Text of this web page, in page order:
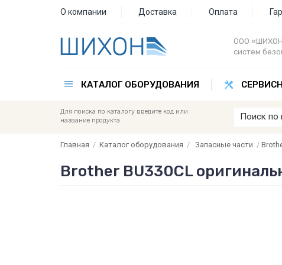
О компании Доставка Оплата
ООО
систем
КАТАЛОГ ОБОРУДОВАНИЯ
Для поиска по каталогу введите код или
название продукта
Главная / Каталог оборудования / Запасные части /
Brother BU330CL